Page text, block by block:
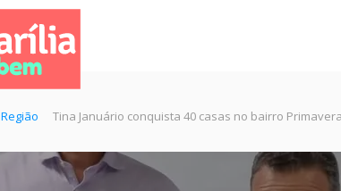
Região Tina Januário conquista 40 casas no bairro